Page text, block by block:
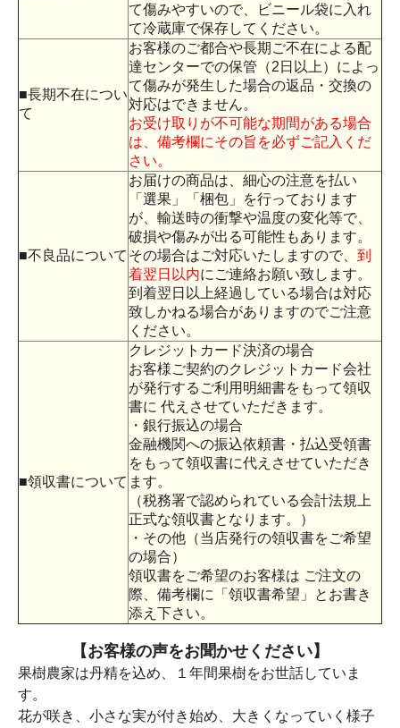
て傷みやすいので、ビニール袋に入れ
て冷蔵庫で保存してください。
■長期不在につい
て
お客様のご都合や長期ご不在による配
達センターでの保管（2日以上）によっ
て傷みが発生した場合の返品・交換の
対応はできません。
お受け取りが不可能な期間がある場合
は、備考欄にその旨を必ずご記入くだ
さい。
■不良品について
お届けの商品は、細心の注意を払い
「選果」「梱包」を行っております
が、輸送時の衝撃や温度の変化等で、
破損や傷みが出る可能性もあります。
その場合はご対応いたしますので、 到
着翌日以内にご連絡お願い致します。
到着翌日以上経過している場合は対応
致しかねる場合がありますのでご注意
ください。
■領収書について
クレジットカード決済の場合
お客様ご契約のクレジットカード会社
が発行するご利用明細書をもって領収
書に 代えさせていただきます。
・銀行振込の場合
金融機関への振込依頼書・払込受領書
をもって領収書に代えさせていただき
ます。
（税務署で認められている会計法規上
正式な領収書となります。）
・その他（当店発行の領収書をご希望
の場合）
領収書をご希望のお客様は ご注文の
際、備考欄に「領収書希望」とお書き
添え下さい。
【お客様の声をお聞かせください】
果樹農家は丹精を込め、１年間果樹をお世話していま
す。
花が咲き、小さな実が付き始め、大きくなっていく様子